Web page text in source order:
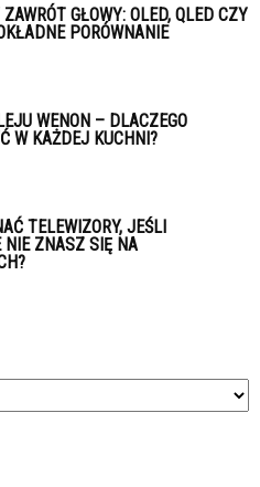
GŁOWY: OLED, QLED CZY
PORÓWNANIE
WENON – DLACZEGO
W KAŻDEJ KUCHNI?
TELEWIZORY, JEŚLI
NIE ZNASZ SIĘ NA